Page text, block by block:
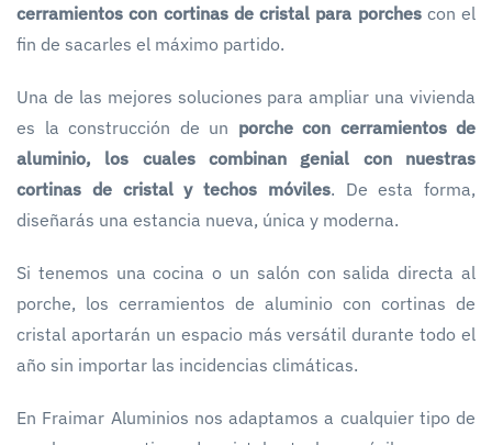
cerramientos con cortinas de cristal para porchescon el
fin de sacarles el máximo partido.
Una de las mejores soluciones para ampliar una vivienda
es la construcción de un porche con cerramientos de
aluminio, los cuales combinan genial con nuestras
cortinas de cristal y techos móviles. De esta forma,
diseñarás una estancia nueva, única y moderna.
Si tenemos una cocina o un salón con salida directa al
porche, los cerramientos de aluminio con cortinas de
cristal aportarán un espacio más versátil durante todo el
año sin importar las incidencias climáticas.
En Fraimar Aluminios nos adaptamos a cualquier tipo de